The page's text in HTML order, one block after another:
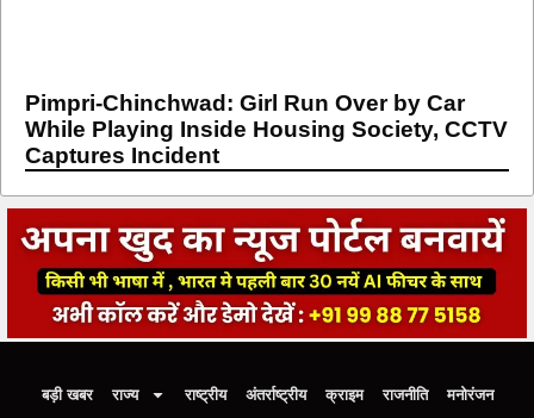
Pimpri-Chinchwad: Girl Run Over by Car
While Playing Inside Housing Society, CCTV
Captures Incident
बड़ी खबर राज्य राष्ट्रीय अंतर्राष्ट्रीय क्राइम राजनीति
मनोरंजन